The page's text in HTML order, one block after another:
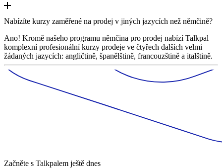
Nabízíte kurzy zaměřené na prodej v jiných jazycích než němčině?
Ano! Kromě našeho programu němčina pro prodej nabízí Talkpal
komplexní profesionální kurzy prodeje ve čtyřech dalších velmi
žádaných jazycích: angličtině, španělštině, francouzštině a italštině.
Začněte s Talkpalem ještě dnes